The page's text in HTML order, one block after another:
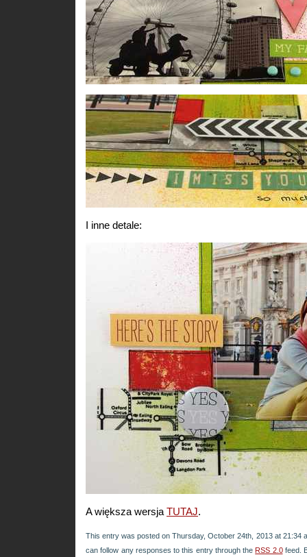
I inne detale:
A większa wersja TUTAJ.
This entry was posted on Thursday, October 24th, 2013 at 21:34
can follow any responses to this entry through the RSS 2.0feed.